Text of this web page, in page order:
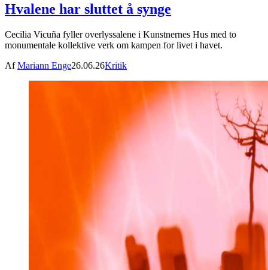
Hvalene har sluttet å synge
Cecilia Vicuña fyller overlyssalene i Kunstnernes Hus med to
monumentale kollektive verk om kampen for livet i havet.
AfMariann Enge26.06.26Kritik